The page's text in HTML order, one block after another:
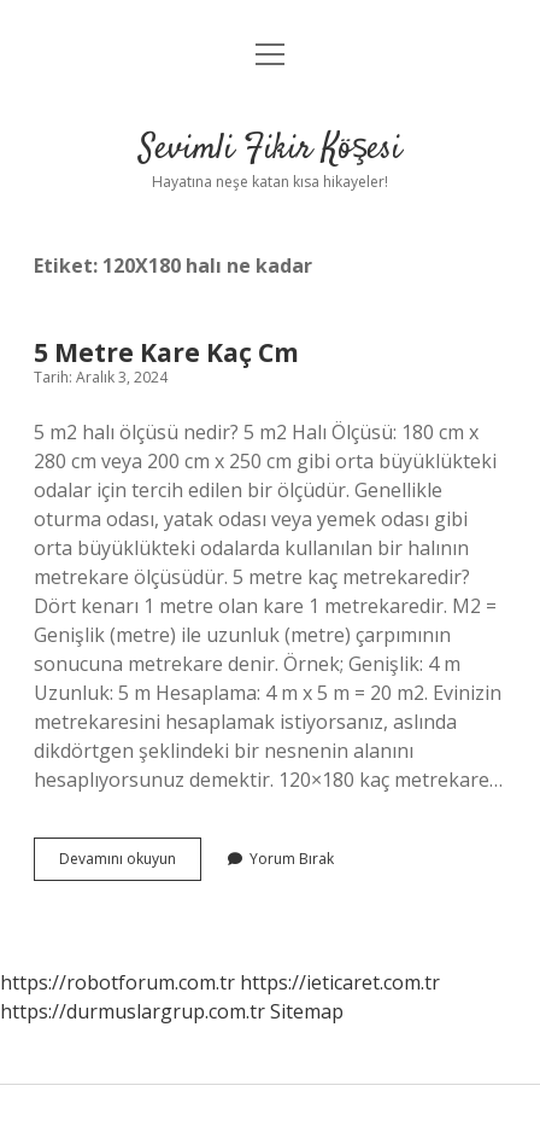
Anasayfa
Yasal Uyarı
menüyü
Sevimli Fikir Köşesi
Hayatına neşe katan kısa hikayeler!
Etiket: 120X180 halı ne kadar
5 Metre Kare Kaç Cm
Tarih: Aralık 3, 2024
5 m2 halı ölçüsü nedir? 5 m2 Halı Ölçüsü: 180 cm x
280 cm veya 200 cm x 250 cm gibi orta büyüklükteki
odalar için tercih edilen bir ölçüdür. Genellikle
oturma odası, yatak odası veya yemek odası gibi
orta büyüklükteki odalarda kullanılan bir halının
metrekare ölçüsüdür. 5 metre kaç metrekaredir?
Dört kenarı 1 metre olan kare 1 metrekaredir. M2 =
Genişlik (metre) ile uzunluk (metre) çarpımının
sonucuna metrekare denir. Örnek; Genişlik: 4 m
Uzunluk: 5 m Hesaplama: 4 m x 5 m = 20 m2. Evinizin
metrekaresini hesaplamak istiyorsanız, aslında
dikdörtgen şeklindeki bir nesnenin alanını
hesaplıyorsunuz demektir. 120×180 kaç metrekare…
Devamını okuyun
Metre
Yorum Bırak
https://robotforum.com.tr https://ieticaret.com.tr
https://durmuslargrup.com.trSitemap